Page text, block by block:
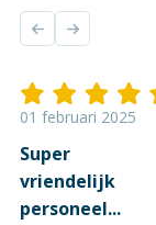
01 februari 2025
Super
vriendelijk
personeel...